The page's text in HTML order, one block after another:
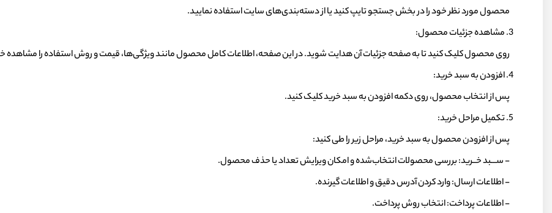
محصول مورد نظر خود را در بخش جستجو تایپ کنید یا از دسته‌بندی‌های سایت استفاده نمایید.
3. مشاهده جزئیات محصول:
روی محصول کلیک کنید تا به صفحه جزئیات آن هدایت شوید. در این صفحه، اطلاعات کامل محصول مانند ویژگی‌ها، قیمت و روش استفاده را مشاهده
4. افزودن به سبد خرید:
پس از انتخاب محصول، روی دکمه افزودن به سبد خرید کلیک کنید.
5. تکمیل مراحل خرید:
پس از افزودن محصول به سبد خرید، مراحل زیر را طی کنید:
- ســـبد خــرید: بررسی محصولات انتخاب‌شده و امکان ویرایش تعداد یا حذف محصول.
- اطلاعات ارسال: وارد کردن آدرس دقیق و اطلاعات گیرنده.
- اطلاعات پرداخت: انتخاب روش پرداخت.